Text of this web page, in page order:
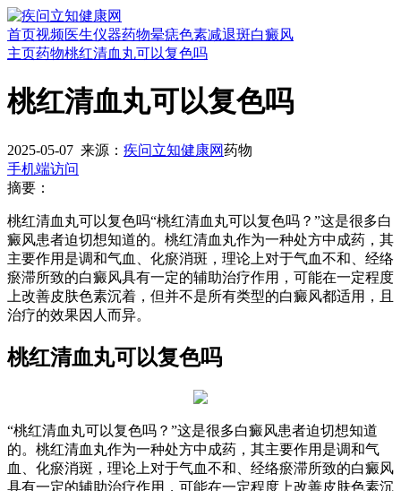
首页视频医生仪器药物晕痣色素减退斑白癜风
主页药物桃红清血丸可以复色吗
桃红清血丸可以复色吗
2025-05-07 来源： 疾问立知健康网药物
手机端访问
摘要：
桃红清血丸可以复色吗“桃红清血丸可以复色吗？”这是很多白
癜风患者迫切想知道的。桃红清血丸作为一种处方中成药，其
主要作用是调和气血、化瘀消斑，理论上对于气血不和、经络
瘀滞所致的白癜风具有一定的辅助治疗作用，可能在一定程度
上改善皮肤色素沉着，但并不是所有类型的白癜风都适用，且
治疗的效果因人而异。
桃红清血丸可以复色吗
“桃红清血丸可以复色吗？”这是很多白癜风患者迫切想知道
的。桃红清血丸作为一种处方中成药，其主要作用是调和气
血、化瘀消斑，理论上对于气血不和、经络瘀滞所致的白癜风
具有一定的辅助治疗作用，可能在一定程度上改善皮肤色素沉